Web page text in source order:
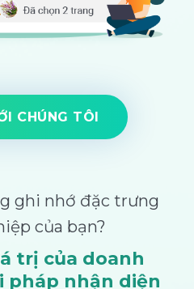
CHÚNG TÔI
ghi nhớ đặc trưng
của bạn?
trị của doanh
pháp nhận diện